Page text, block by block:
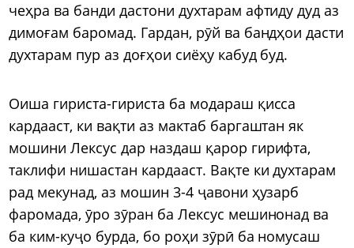
чеҳра ва банди дастони духтарам афтиду дуд аз
димоғам баромад. Гардан, рӯй ва бандҳои дасти
духтарам пур аз доғҳои сиёҳу кабуд буд.
Оиша гириста-гириста ба модараш қисса
кардааст, ки вақти аз мактаб баргаштан як
мошини Лексус дар наздаш қарор гирифта,
таклифи нишастан кардааст. Вақте ки духтарам
рад мекунад, аз мошин 3-4 ҷавони ҳузарб
фаромада, ӯро зӯран ба Лексус мешинонад ва
ба ким-куҷо бурда, бо роҳи зӯрӣ ба номусаш